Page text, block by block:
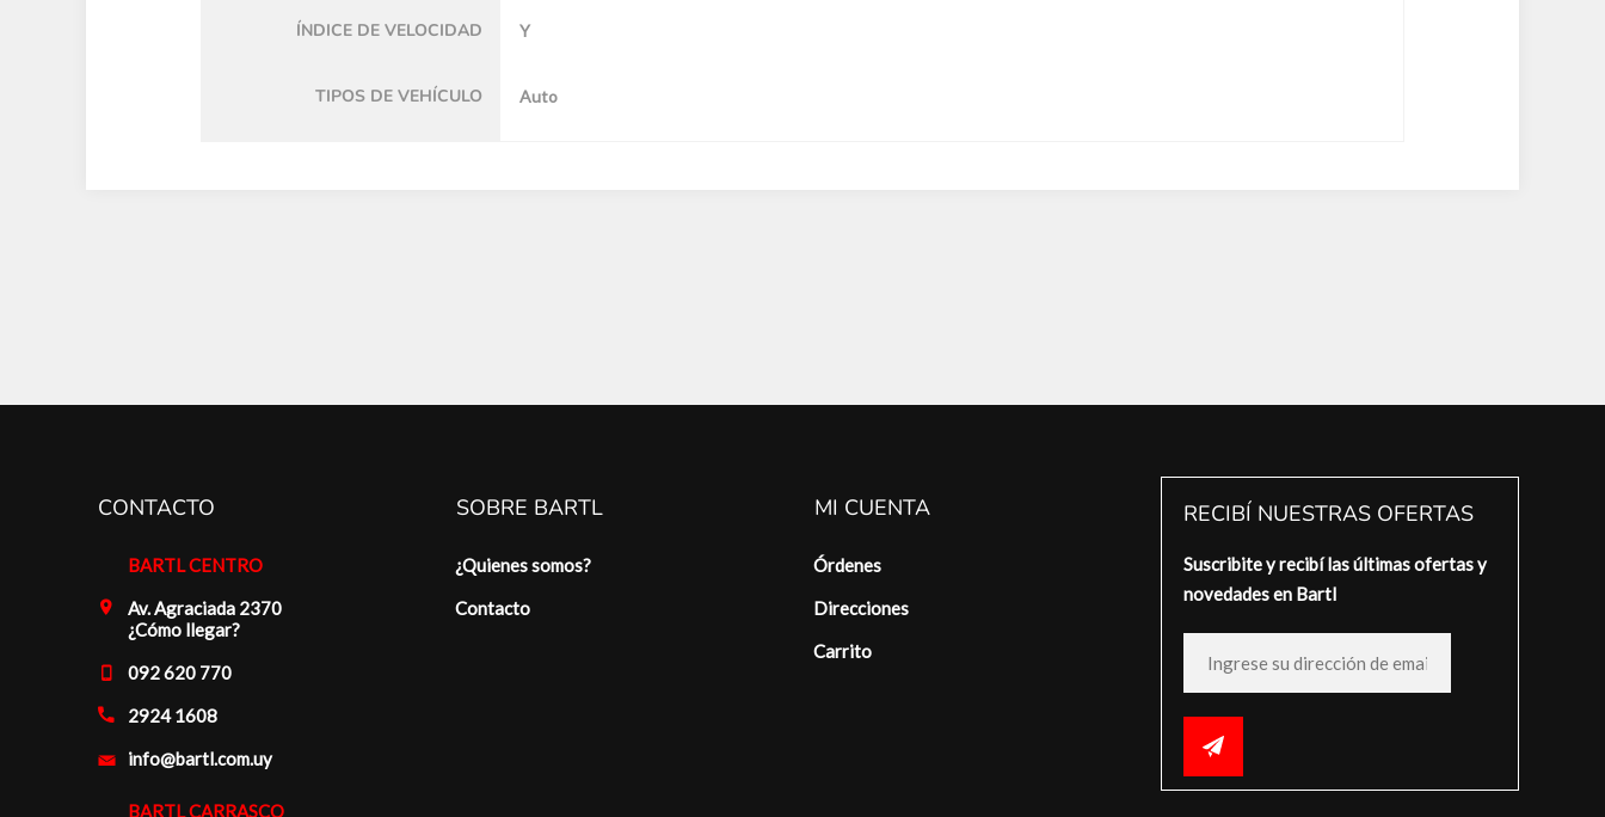
ÍNDICE DE VELOCIDAD Y
TIPOS DE VEHÍCULO Auto
CONTACTO
BARTL CENTRO
Av. Agraciada 2370
¿Cómo llegar?
092 620 770
2924 1608
info@bartl.com.uy
BARTL CARRASCO
SOBRE BARTL
¿Quienes somos?
Contacto
MI CUENTA
Órdenes
Direcciones
Carrito
RECIBÍ NUESTRAS OFERTAS
Suscribite y recibí las últimas ofertas y
novedades en Bartl